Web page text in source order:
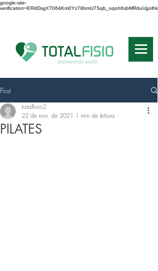
google-site-
verification=ERdDsgXT064Km0Yz78bmU7Sqb_oqoh6sbMRduUgolhk
Post
PILATES
totalfisio2
22 de nov. de 2021 1 min de leitura